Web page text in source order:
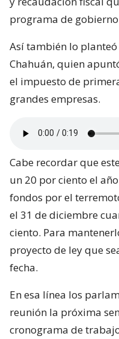
programa de
Así también lo planteó
Chahuán, quien
el impuesto de
grandes empresas.
Cabe recordar que
un 20 por ciento el
fondos por el
el 31 de diciembre
ciento. Para
proyecto de ley que
fecha.
En esa línea los
reunión la próxima
cronograma de